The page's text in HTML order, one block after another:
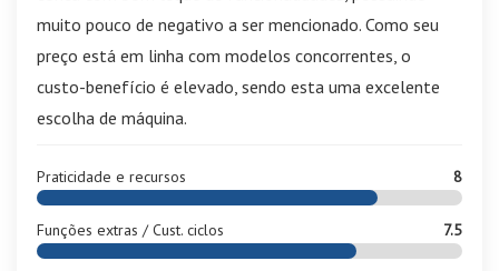
muito pouco de negativo a ser mencionado. Como seu
preço está em linha com modelos concorrentes, o
custo-benefício é elevado, sendo esta uma excelente
escolha de máquina.
Praticidade e recursos 8
Funções extras / Cust. ciclos 7.5